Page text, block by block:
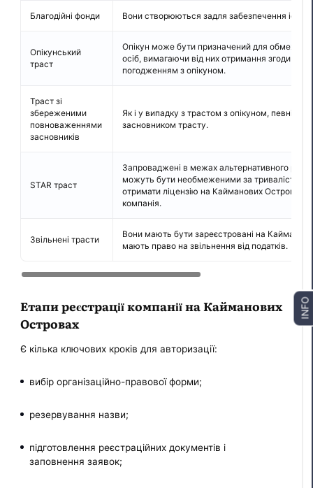
Благодійні фонди Вони створюються задля забезпечення
Опікунський
траст
Опікун може бути призначений для
осіб, вимагаючи від них отримання згоди та/
погодженням з опікуном.
Траст зі
збереженими
повноваженнями
засновників
Як і у випадку з трастом з опікуном, певні
засновником трасту.
STAR траст
Запроваджені в межах альтернативного
можуть бути необмеженими за тривалістю.
отримати ліцензію на Кайманових Островах
компанія.
Звільнені трасти
Вони мають бути зареєстровані на Кайманах у
мають право на звільнення від податків.
Етапи реєстрації компанії на Кайманових
Островах
Є кілька ключових кроків для авторизації:
вибір організаційно-правової форми;
резервування назви;
підготовлення реєстраційних документів і
заповнення заявок;
INFO